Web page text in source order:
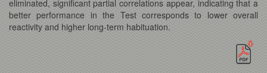
eliminated, significant partial correlations appear, indicating that a
better performance in the Test corresponds to lower overall
reactivity and higher long-term habituation.